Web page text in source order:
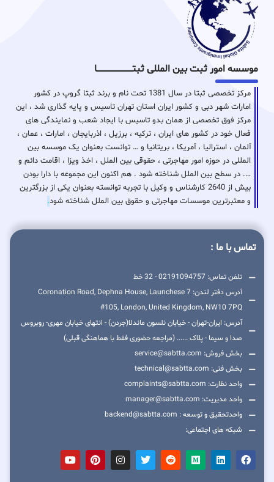
موسسه امور ثبت بین المللی ثبتـــــــــــــــــــــــــــــا
مرکز تخصصی ثبتا در سال 1381 تحت نام و برند ثبتا گروپ در کشور
امارات شهر دبی و کشور ایران استان تهران تاسیس و پایه گذاری شد ، این
مرکز فوق تخصصی از همان بدو تاسیس با ایجاد شعب و نمایندگی های
فعال خود در کشور های ایران ، ترکیه ، برزیل ، اذربایجان ، امارات ، عمان ،
آلمان ، استرالیا ، آمریکا ، بریتانیا و … توانست بعنوان یک موسسه بین
المللی در حوزه امور مهاجرتی ، حقوقی بین الملل ، اخذ ویزا ، اقامت دائم و
…. در سطح بین الملل شناخته شود . هم اکنون این مجموعه با دارا بودن
بیش از 2640 کارشناس و وکیل با تجربه توانسته بعنوان یکی از بزرگترین
و معتبرترین موسسات مهاجرتی و حقوق بین الملل شناخته شود.
تماس با ما :
تلفن تماس: 02191094757 - 32 خط
آدرس دفتر لندن: 7 Coronation Road, Dephna House, Launchese
#105, London, United Kingdom, NW10 7PQ
آدرس: ایران-تهران - خیابان نلسون ماندلا(جردن) - انتهای خیابان مهری- روبروس
صدا و سیما - پلاک ...... (مراجعه حضوری فقط با هماهنگی قبلی)
بخش فروش: service@sabtta.com
بخش فنی: technical@sabtta.com
واحد نظارت: complaints@sabtta.com
واحد مدیریت: manager@sabtta.com
واحدتحقیق و توسعه : backend@sabtta.com
شبکه های اجتماعی: